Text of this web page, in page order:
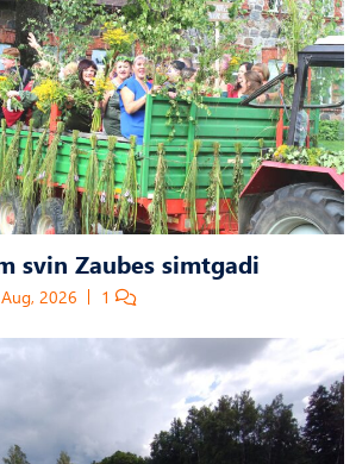
svin Zaubes simtgadi
2026 1